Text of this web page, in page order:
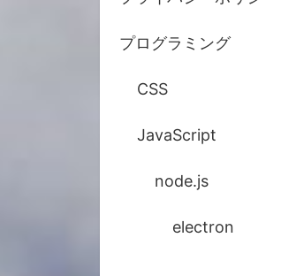
プログラミング
CSS
JavaScript
node.js
electron